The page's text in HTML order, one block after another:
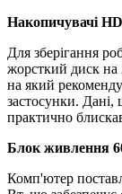
Накопичувачі
Для зберігання
жорсткий диск на
на який
застосунки. Дані,
практично
Блок живлення
Комп'ютер